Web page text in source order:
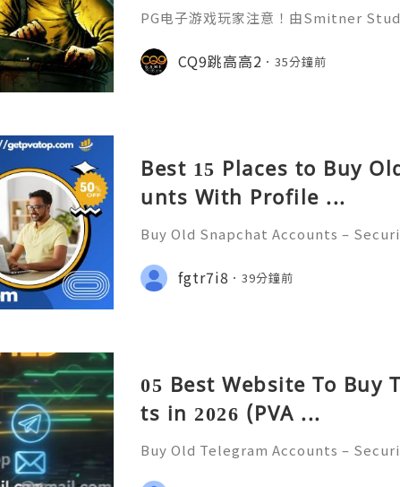
PG电子游戏玩家注意！由Smitner
Steam平台发售。这款以反乌托邦世界
带领玩家深入废弃设施，挑战高风险的
CQ9跳高高2 35分鐘前
Best 15 Places to Buy
unts With Profile ...
Buy Old Snapchat Accounts –
NSTANT REPLY GUARANTEED
tpvatop ⚡️📢👤🔔 Telegram
fgtr7i8 39分鐘前
05 Best Website To Buy
ts in 2026 (PVA ...
Buy Old Telegram Accounts –